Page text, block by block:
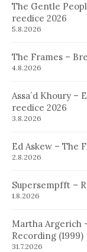
The Gentle
reedice 2026
5.8.2026
The Frames –
4.8.2026
Assa´d Khoury –
reedice 2026
3.8.2026
Ed Askew – The
2.8.2026
Supersempfft –
1.8.2026
Martha Argerich
Recording (1999)
31.7.2026